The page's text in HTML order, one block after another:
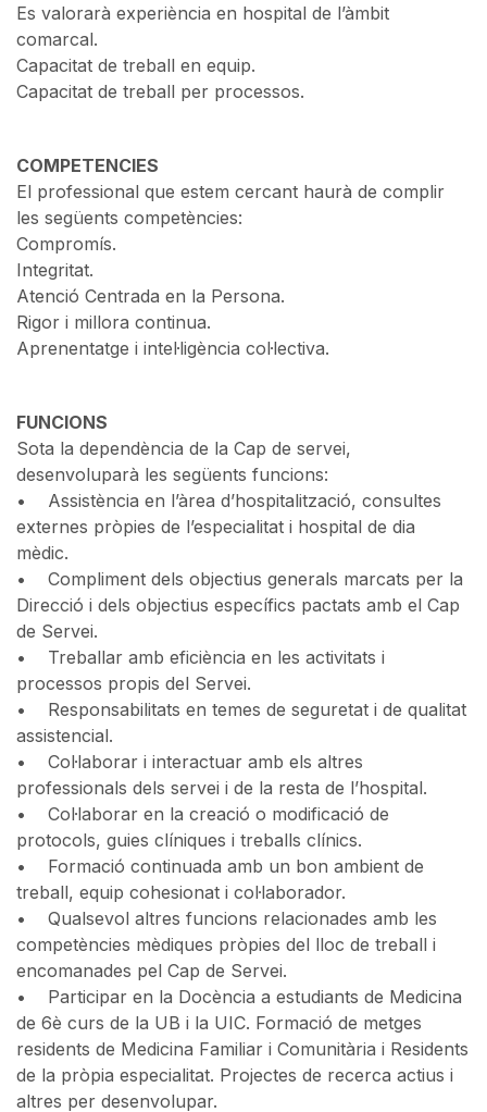
Es valorarà experiència en hospital de l’àmbit
comarcal.
Capacitat de treball en equip.
Capacitat de treball per processos.
COMPETENCIES
El professional que estem cercant haurà de complir
les següents competències:
Compromís.
Integritat.
Atenció Centrada en la Persona.
Rigor i millora continua.
Aprenentatge i intel·ligència col·lectiva.
FUNCIONS
Sota la dependència de la Cap de servei,
desenvoluparà les següents funcions:
• Assistència en l’àrea d’hospitalització, consultes
externes pròpies de l’especialitat i hospital de dia
mèdic.
• Compliment dels objectius generals marcats per la
Direcció i dels objectius específics pactats amb el Cap
de Servei.
• Treballar amb eficiència en les activitats i
processos propis del Servei.
• Responsabilitats en temes de seguretat i de qualitat
assistencial.
• Col·laborar i interactuar amb els altres
professionals dels servei i de la resta de l’hospital.
• Col·laborar en la creació o modificació de
protocols, guies clíniques i treballs clínics.
• Formació continuada amb un bon ambient de
treball, equip cohesionat i col·laborador.
• Qualsevol altres funcions relacionades amb les
competències mèdiques pròpies del lloc de treball i
encomanades pel Cap de Servei.
• Participar en la Docència a estudiants de Medicina
de 6è curs de la UB i la UIC. Formació de metges
residents de Medicina Familiar i Comunitària i Residents
de la pròpia especialitat. Projectes de recerca actius i
altres per desenvolupar.